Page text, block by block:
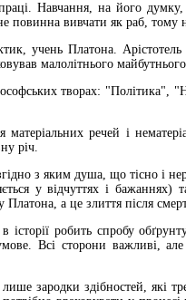
Навчання, на його
повинна вивчати як раб, тому
учень Платона. Арiстотель
малолітнього
творах:
матеріальних речей i
річ.
з яким душа, що тісно i
у відчуттях i
а це злиття після
робить спробу
Всі сторони важливі,
зародки здібностей, які